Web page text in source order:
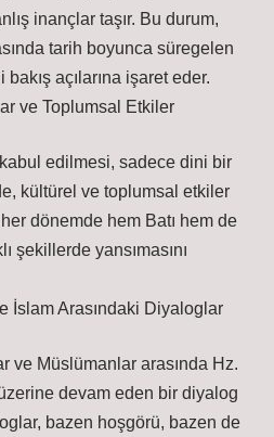
inançlar taşır. Bu durum,
tarih boyunca süregelen
açılarına işaret eder.
ve Toplumsal Etkiler
kabul edilmesi, sadece dini bir
kültürel ve toplumsal etkiler
her dönemde hem Batı hem de
şekillerde yansımasını
İslam Arasındaki Diyaloglar
ve Müslümanlar arasında Hz.
üzerine devam eden bir diyalog
bazen hoşgörü, bazen de